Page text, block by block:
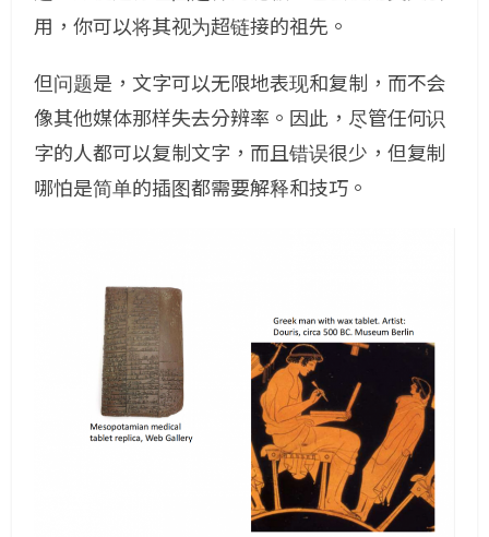
用，你可以将其视为超链接的祖先。
但问题是，文字可以无限地表现和复制，而不会
像其他媒体那样失去分辨率。因此，尽管任何识
字的人都可以复制文字，而且错误很少，但复制
哪怕是简单的插图都需要解释和技巧。